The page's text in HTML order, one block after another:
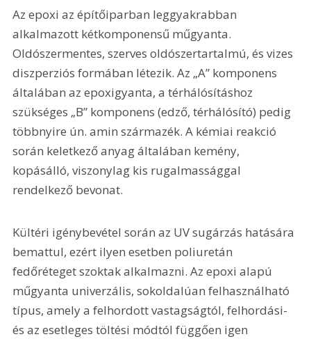
Az epoxi az építőiparban leggyakrabban
alkalmazott kétkomponensű műgyanta.
Oldószermentes, szerves oldószertartalmú, és vizes
diszperziós formában létezik. Az „A” komponens
általában az epoxigyanta, a térhálósításhoz
szükséges „B” komponens (edző, térhálósító) pedig
többnyire ún. amin származék. A kémiai reakció
során keletkező anyag általában kemény,
kopásálló, viszonylag kis rugalmassággal
rendelkező bevonat.
Kültéri igénybevétel során az UV sugárzás hatására
bemattul, ezért ilyen esetben poliuretán
fedőréteget szoktak alkalmazni. Az epoxi alapú
műgyanta univerzális, sokoldalúan felhasználható
típus, amely a felhordott vastagságtól, felhordási-
és az esetleges töltési módtól függően igen